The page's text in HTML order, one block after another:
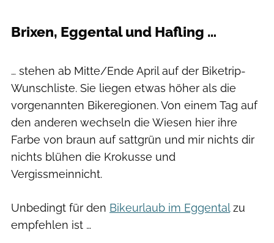
Brixen, Eggental und Hafling …
… stehen ab Mitte/Ende April auf der Biketrip-
Wunschliste. Sie liegen etwas höher als die
vorgenannten Bikeregionen. Von einem Tag auf
den anderen wechseln die Wiesen hier ihre
Farbe von braun auf sattgrün und mir nichts dir
nichts blühen die Krokusse und
Vergissmeinnicht.
Unbedingt für den Bikeurlaub im Eggentalzu
empfehlen ist …